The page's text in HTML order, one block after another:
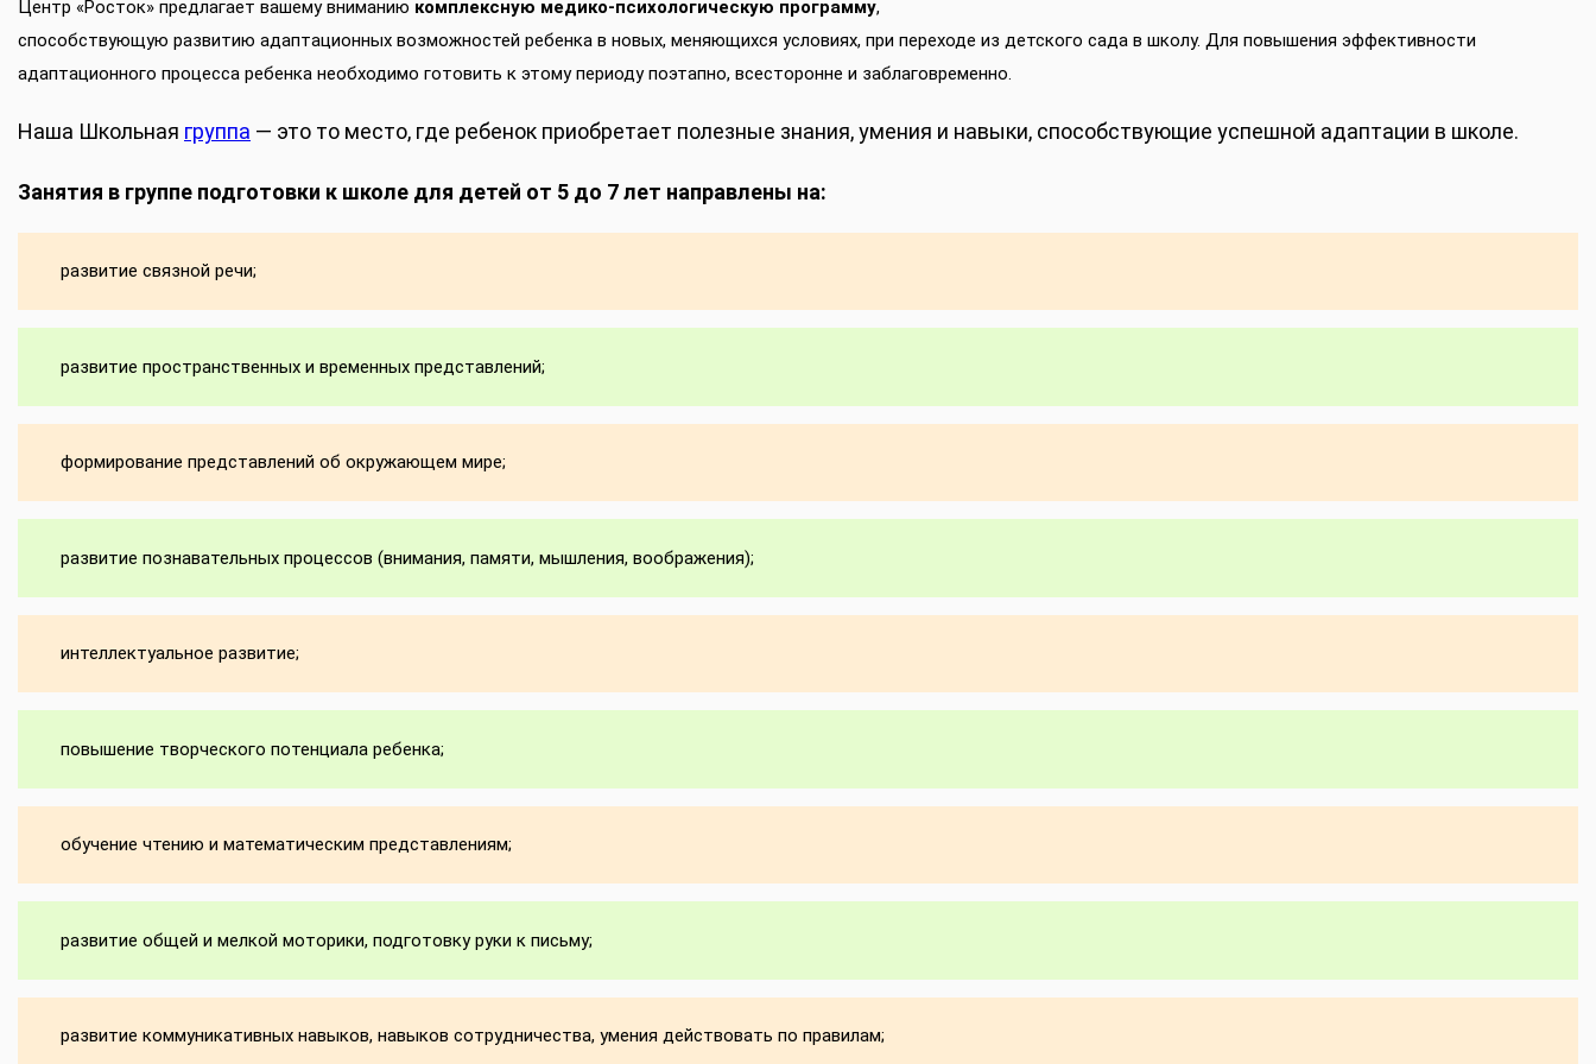
Центр «Росток» предлагает вашему вниманию комплексную медико-психологическую программу,
способствующую развитию адаптационных возможностей ребенка в новых, меняющихся условиях, при переходе из детского сада в школу. Для повышения эффективности
адаптационного процесса ребенка необходимо готовить к этому периоду поэтапно, всесторонне и заблаговременно.
Наша Школьная группа — это то место, где ребенок приобретает полезные знания, умения и навыки, способствующие успешной адаптации в школе.
Занятия в группе подготовки к школе для детей от 5 до 7 лет направлены на:
развитие связной речи;
развитие пространственных и временных представлений;
формирование представлений об окружающем мире;
развитие познавательных процессов (внимания, памяти, мышления, воображения);
интеллектуальное развитие;
повышение творческого потенциала ребенка;
обучение чтению и математическим представлениям;
развитие общей и мелкой моторики, подготовку руки к письму;
развитие коммуникативных навыков, навыков сотрудничества, умения действовать по правилам;